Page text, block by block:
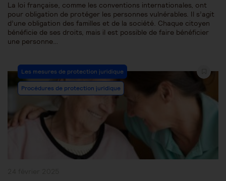
La loi française, comme les conventions internationales, ont
pour obligation de protéger les personnes vulnérables. Il s’agit
d’une obligation des familles et de la société. Chaque citoyen
bénéficie de ses droits, mais il est possible de faire bénéficier
une personne…
Post
Category:
Les mesures de protection juridique
Procédures de protection juridique